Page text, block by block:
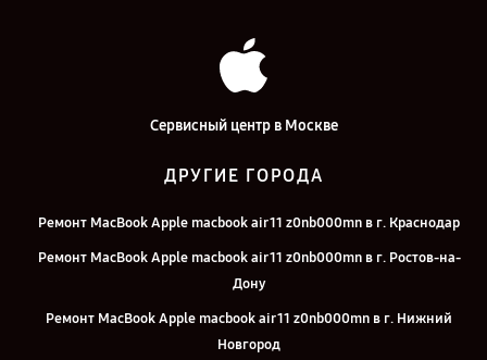
Сервисный центр в Москве
ДРУГИЕ ГОРОДА
Ремонт MacBook Apple macbook air 11 z0nb000mn в г. Краснодар
Ремонт MacBook Apple macbook air 11 z0nb000mn в г. Ростов-на-
Дону
Ремонт MacBook Apple macbook air 11 z0nb000mn в г. Нижний
Новгород